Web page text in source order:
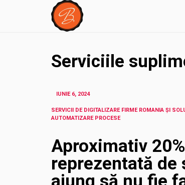
Serviciile
IUNIE 6, 2024
SERVICII DE DIGITALIZARE FIRME ROMANIA ȘI
AUTOMATIZARE PROCESE
Aproximativ
reprezentată